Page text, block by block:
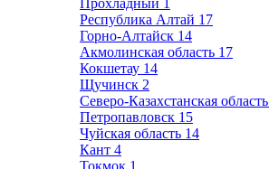
Прохладный 1
Республика Алтай 17
Горно-Алтайск 14
Акмолинская область 17
Кокшетау 14
Щучинск 2
Северо-Казахстанская область
Петропавловск 15
Чуйская область 14
Кант 4
Токмок 1